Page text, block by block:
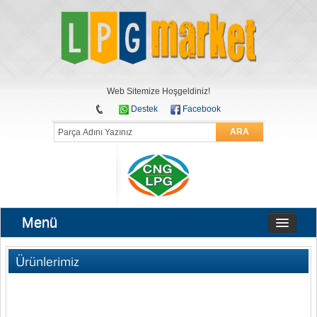
Web Sitemize Hoşgeldiniz!
Destek
Facebook
ARA
Menü
Ürünlerimiz